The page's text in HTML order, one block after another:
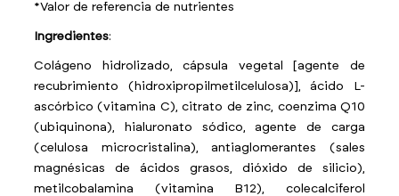
*Valor de referencia de nutrientes
Ingredientes:
Colágeno hidrolizado, cápsula vegetal [agente de
recubrimiento (hidroxipropilmetilcelulosa)], ácido L-
ascórbico (vitamina C), citrato de zinc, coenzima Q10
(ubiquinona), hialuronato sódico, agente de carga
(celulosa microcristalina), antiaglomerantes (sales
magnésicas de ácidos grasos, dióxido de silicio),
metilcobalamina (vitamina B12), colecalciferol